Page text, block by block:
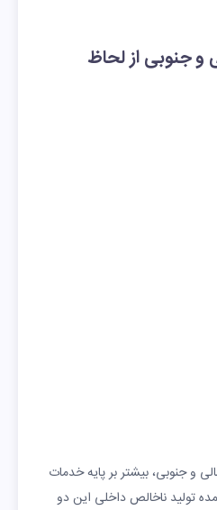
جنوبی از لحاظ
و جنوبی، بیشتر بر پایه خدمات
تولید ناخالص داخلی این دو